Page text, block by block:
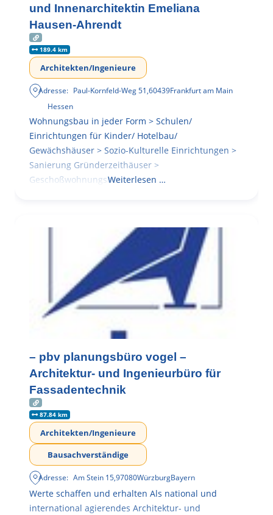
und Innenarchitektin Emeliana
Hausen-Ahrendt
189.4 km
Architekten/Ingenieure
Adresse: Paul-Kornfeld-Weg 51,60439Frankfurt am Main
Hessen
Wohnungsbau in jeder Form > Schulen/
Einrichtungen für Kinder/ Hotelbau/
Gewächshäuser > Sozio-Kulturelle Einrichtungen >
Sanierung Gründerzeithäuser >
GeschoßwohnungsbauWeiterlesen …
– pbv planungsbüro vogel –
Architektur- und Ingenieurbüro für
Fassadentechnik
87.84 km
Architekten/Ingenieure
Bausachverständige
Adresse: Am Stein 15,97080WürzburgBayern
Werte schaffen und erhalten Als national und
international agierendes Architektur- und